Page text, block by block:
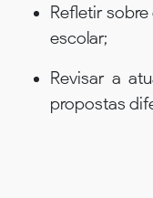
Refletir
escolar;
Revisar a
propostas